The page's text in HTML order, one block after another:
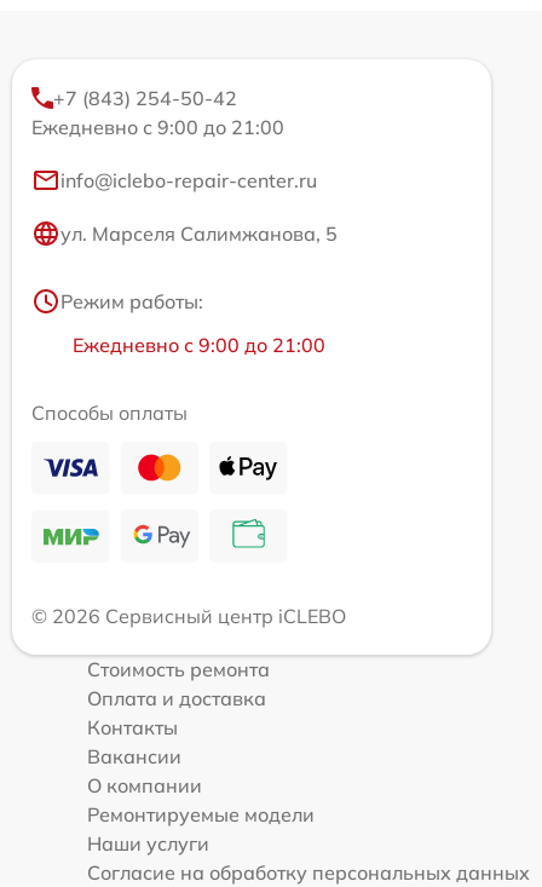
+7 (843) 254-50-42
Ежедневно с 9:00 до 21:00
info@iclebo-repair-center.ru
ул. Марселя Салимжанова, 5
Режим работы:
Ежедневно с 9:00 до 21:00
Способы оплаты
© 2026 Сервисный центр iCLEBO
Стоимость ремонта
Оплата и доставка
Контакты
Вакансии
О компании
Ремонтируемые модели
Наши услуги
Согласие на обработку персональных данных